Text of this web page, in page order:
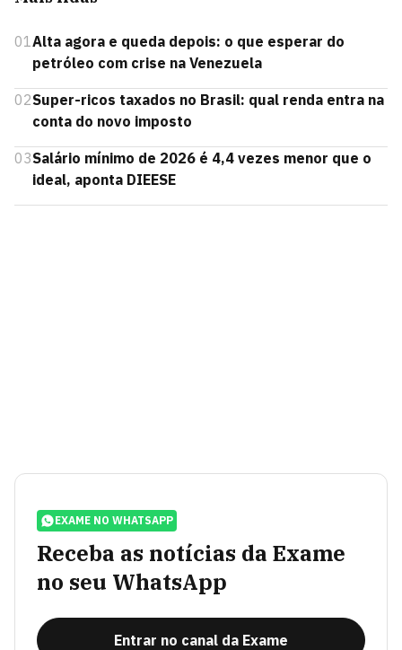
01Alta agora e queda depois: o que esperar do
petróleo com crise na Venezuela
02Super-ricos taxados no Brasil: qual renda entra na
conta do novo imposto
03Salário mínimo de 2026 é 4,4 vezes menor que o
ideal, aponta DIEESE
EXAME NO WHATSAPP
Receba as notícias da Exame
no seu WhatsApp
Entrar no canal da Exame